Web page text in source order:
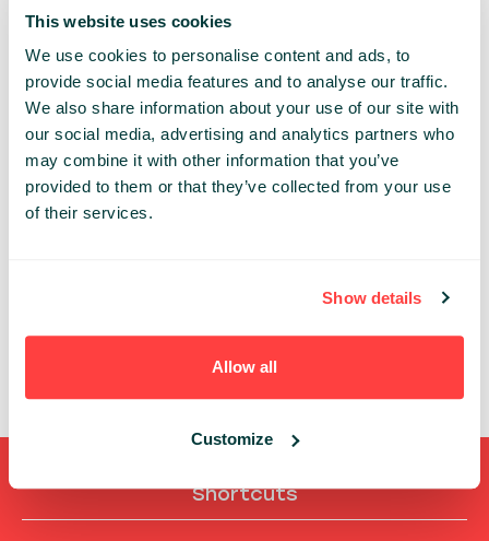
This website uses cookies
We use cookies to personalise content and ads, to
provide social media features and to analyse our traffic.
We also share information about your use of our site with
our social media, advertising and analytics partners who
may combine it with other information that you’ve
provided to them or that they’ve collected from your use
of their services.
Show details
Allow all
Customize
ARTUR MARSZAŁKIEWICZ
CRIDO
PFR TFI S.A.
Shortcuts